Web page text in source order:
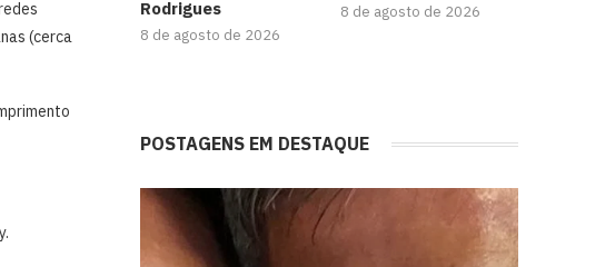
(cerca
Rodrigues
8 de agosto de 2026
8 de agosto de 2026
POSTAGENS EM DESTAQUE